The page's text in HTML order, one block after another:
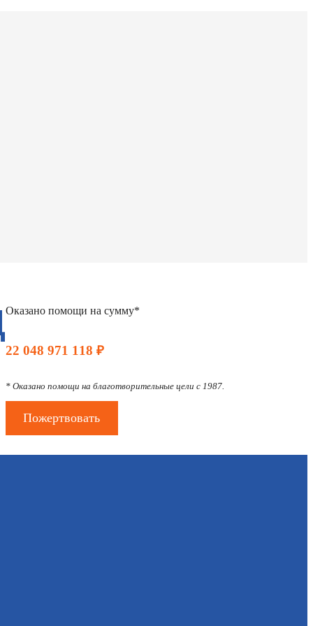
Оказано помощи на сумму*
22 048 971 118 ₽
* Оказано помощи на благотворительные цели с 1987.
Пожертвовать